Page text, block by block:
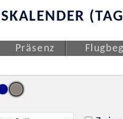
Präsenz